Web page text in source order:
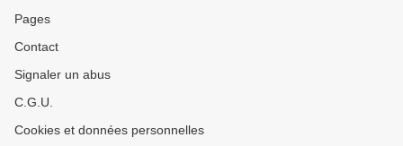
Pages
Contact
Signaler un abus
C.G.U.
Cookies et données personnelles